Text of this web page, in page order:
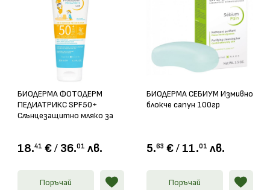
БИОДЕРМА ФОТОДЕРМ
ПЕДИАТРИКС SPF50+
Слънцезащитно мляко за
18.41 € / 36.01 лв.
Поръчай
БИОДЕРМА СЕБИУМ Измивно
блокче сапун 100гр
5.63 € / 11.01 лв.
Поръчай